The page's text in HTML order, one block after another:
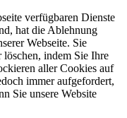
verfügbaren Dienste
hat die Ablehnung
Webseite. Sie
indem Sie Ihre
aller Cookies auf
immer aufgefordert,
Sie unsere Website